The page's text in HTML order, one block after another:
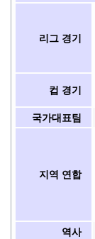
리그 경기
컵 경기
국가대표팀
지역 연합
역사